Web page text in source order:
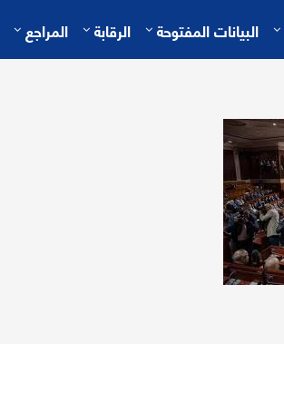
البيانات المفتوحة الرقابة المراجع